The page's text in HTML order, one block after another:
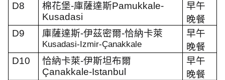
D8
棉花堡-庫薩達斯Pamukkale-
Kusadasi
早午
晚餐
D9
庫薩達斯-伊茲密爾-恰納卡萊
Kusadasi-Izmir-Çanakkale
早午
晚餐
D10
恰納卡萊-伊斯坦布爾
Çanakkale-Istanbul
早午
晚餐